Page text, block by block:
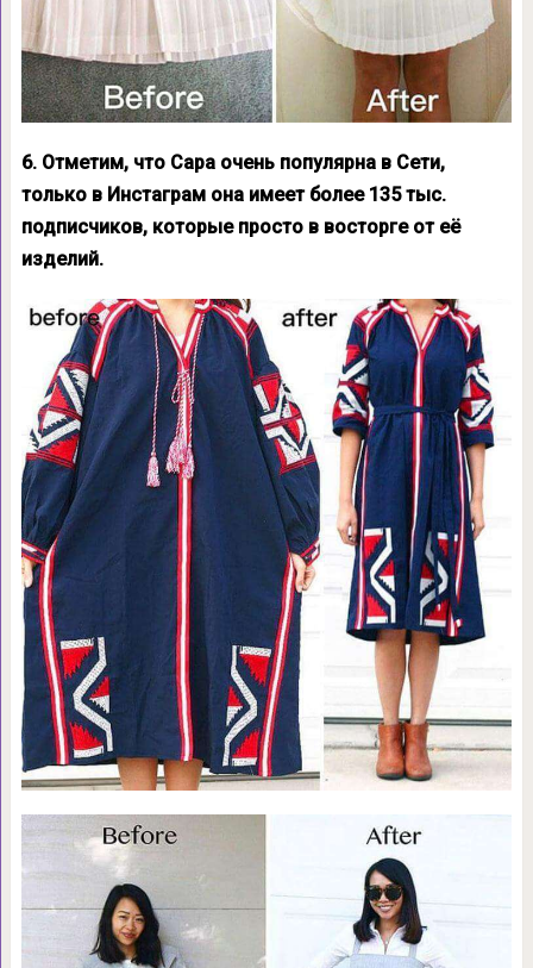
6. Отметим, что Сара очень популярна в Сети,
только в Инстаграм она имеет более 135 тыс.
подписчиков, которые просто в восторге от её
изделий.